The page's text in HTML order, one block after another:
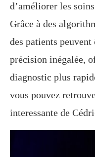
d’améliorer les
Grâce à des
des patients peuvent
précision inégalée,
diagnostic plus
vous pouvez
interessante de